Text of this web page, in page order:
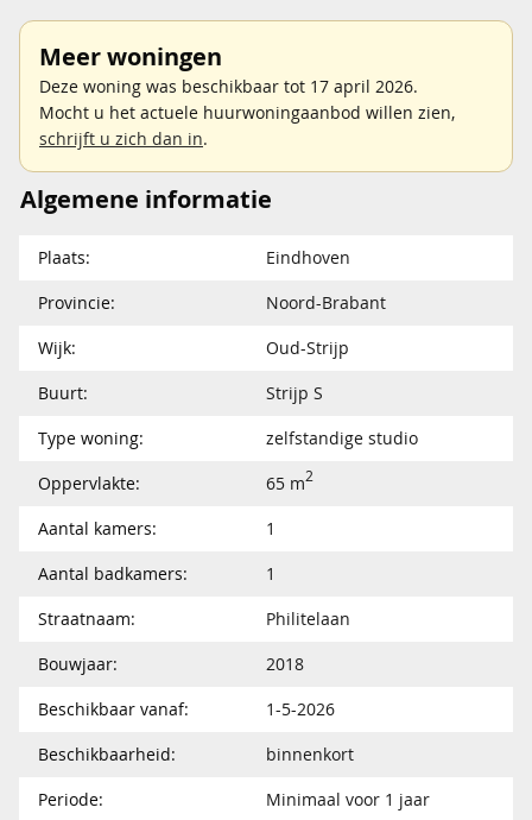
Meer woningen
Deze woning was beschikbaar tot 17 april 2026.
Mocht u het actuele huurwoningaanbod willen zien,
schrijft u zich dan in.
Algemene informatie
Plaats:
Eindhoven
Provincie:
Noord-Brabant
Wijk:
Oud-Strijp
Buurt:
Strijp S
Type woning:
zelfstandige studio
Oppervlakte:
65 m2
Aantal kamers:
1
Aantal badkamers:
1
Straatnaam:
Philitelaan
Bouwjaar:
2018
Beschikbaar vanaf:
1-5-2026
Beschikbaarheid:
binnenkort
Periode:
Minimaal voor 1 jaar